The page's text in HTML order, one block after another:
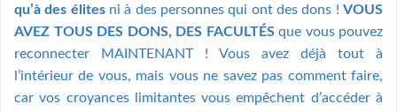
qu’à des élitesni à des personnes qui ont des dons !VOUS
AVEZ TOUS DES DONS, DES FACULTÉSque vous pouvez
reconnecter MAINTENANT ! Vous avez déjà tout à
l’intérieur de vous, mais vous ne savez pas comment faire,
car vos croyances limitantes vous empêchent d’accéder à